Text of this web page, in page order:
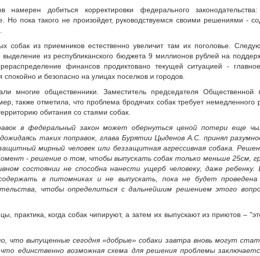
намерен добиться корректировки федерального
Но пока такого не произойдет, руководствуемся своими решениями -
собак из приемников естественно увеличит там их поголовье.
из республиканского бюджета 9 миллионов рублей на
финансов продиктовано текущей ситуацией -
спокойно и безопасно на улицах поселков и городов.
многие общественники. Заместитель председателя Общественной
также отметила, что проблема бродячих собак требует немедленного
обитания со стаями собак.
в федеральный закон может обернуться ценой потери еще
таких поправок, глава Бурятии Цыденов А.С. принял
мирный человек или беззащитная агрессивная собака.
- решение о том, чтобы выпускать собак только меньше 25см,
состоянии не способна нанести ущерб человеку, даже ребенку.
в питомниках и не выпускать, пока не будет проведена
чтобы определиться с дальнейшим решением этого
практика, когда собак чипируют, а затем их выпускают из приютов –
что выпущенные сегодня «добрые» собаки завтра вновь могут
единственно возможная схема для решения проблемы